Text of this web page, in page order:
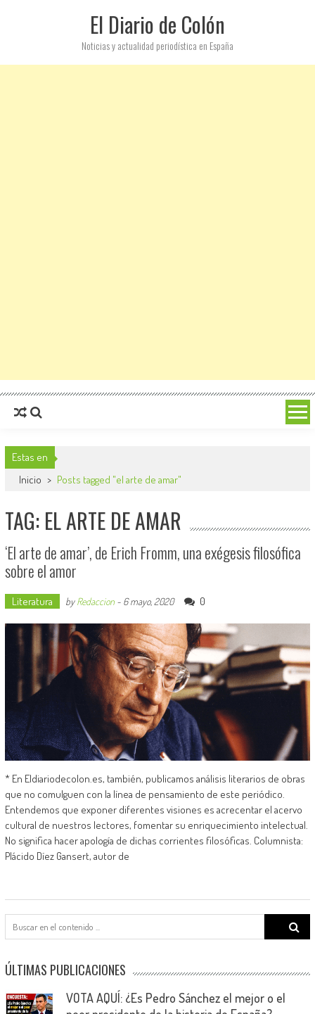
El Diario de Colón
Noticias y actualidad periodística en España
Estas en
Inicio > Posts tagged "el arte de amar"
TAG: EL ARTE DE AMAR
‘El arte de amar’, de Erich Fromm, una exégesis filosófica
sobre el amor
Literatura byRedaccion- 6 mayo, 2020 0
* En Eldiariodecolon.es, también, publicamos análisis literarios de obras
que no comulguen con la línea de pensamiento de este periódico.
Entendemos que exponer diferentes visiones es acrecentar el acervo
cultural de nuestros lectores, fomentar su enriquecimiento intelectual.
No significa hacer apología de dichas corrientes filosóficas. Columnista:
Plácido Díez Gansert, autor de
Search
for:
ÚLTIMAS PUBLICACIONES
VOTA AQUÍ: ¿Es Pedro Sánchez el mejor o el